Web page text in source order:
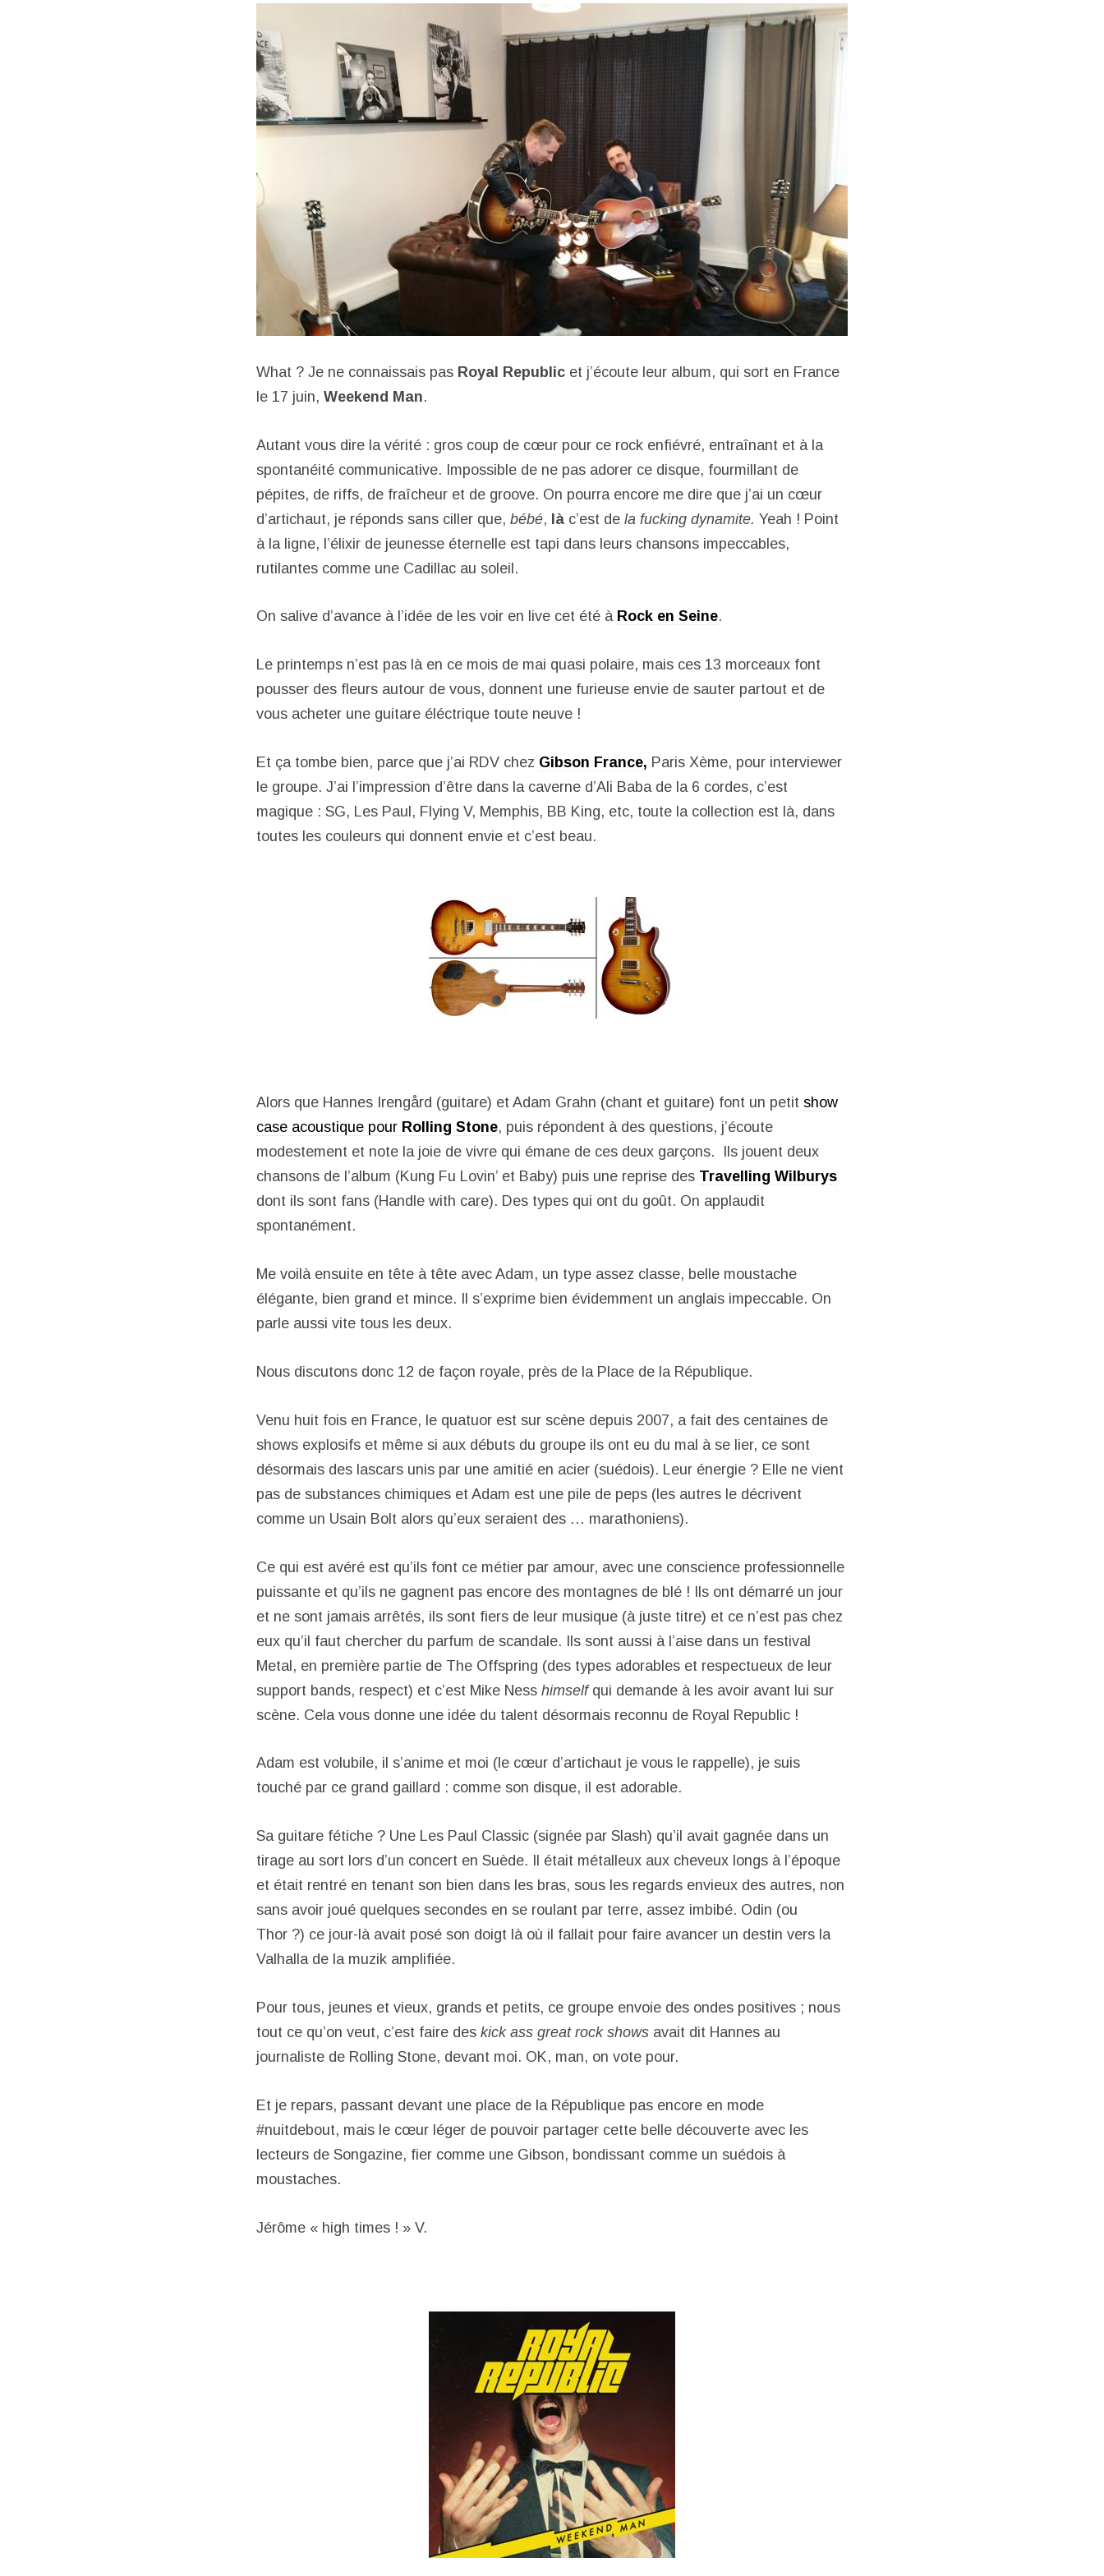
What ? Je ne connaissais pas Royal Republic et j’écoute leur album, qui sort en France
le 17 juin, Weekend Man.
Autant vous dire la vérité : gros coup de cœur pour ce rock enfiévré, entraînant et à la
spontanéité communicative. Impossible de ne pas adorer ce disque, fourmillant de
pépites, de riffs, de fraîcheur et de groove. On pourra encore me dire que j’ai un cœur
d’artichaut, je réponds sans ciller que, bébé, là c’est de la fucking dynamite. Yeah ! Point
à la ligne, l’élixir de jeunesse éternelle est tapi dans leurs chansons impeccables,
rutilantes comme une Cadillac au soleil.
On salive d’avance à l’idée de les voir en live cet été à Rock en Seine.
Le printemps n’est pas là en ce mois de mai quasi polaire, mais ces 13 morceaux font
pousser des fleurs autour de vous, donnent une furieuse envie de sauter partout et de
vous acheter une guitare éléctrique toute neuve !
Et ça tombe bien, parce que j’ai RDV chez Gibson France, Paris Xème, pour interviewer
le groupe. J’ai l’impression d’être dans la caverne d’Ali Baba de la 6 cordes, c’est
magique : SG, Les Paul, Flying V, Memphis, BB King, etc, toute la collection est là, dans
toutes les couleurs qui donnent envie et c’est beau.
Alors que Hannes Irengård (guitare) et Adam Grahn (chant et guitare) font un petit show
case acoustique pour Rolling Stone, puis répondent à des questions, j’écoute
modestement et note la joie de vivre qui émane de ces deux garçons. Ils jouent deux
chansons de l’album (Kung Fu Lovin’ et Baby) puis une reprise des Travelling Wilburys
dont ils sont fans (Handle with care). Des types qui ont du goût. On applaudit
spontanément.
Me voilà ensuite en tête à tête avec Adam, un type assez classe, belle moustache
élégante, bien grand et mince. Il s’exprime bien évidemment un anglais impeccable. On
parle aussi vite tous les deux.
Nous discutons donc 12 de façon royale, près de la Place de la République.
Venu huit fois en France, le quatuor est sur scène depuis 2007, a fait des centaines de
shows explosifs et même si aux débuts du groupe ils ont eu du mal à se lier, ce sont
désormais des lascars unis par une amitié en acier (suédois). Leur énergie ? Elle ne vient
pas de substances chimiques et Adam est une pile de peps (les autres le décrivent
comme un Usain Bolt alors qu’eux seraient des … marathoniens).
Ce qui est avéré est qu’ils font ce métier par amour, avec une conscience professionnelle
puissante et qu’ils ne gagnent pas encore des montagnes de blé ! Ils ont démarré un jour
et ne sont jamais arrêtés, ils sont fiers de leur musique (à juste titre) et ce n’est pas chez
eux qu’il faut chercher du parfum de scandale. Ils sont aussi à l’aise dans un festival
Metal, en première partie de The Offspring (des types adorables et respectueux de leur
support bands, respect) et c’est Mike Ness himself qui demande à les avoir avant lui sur
scène. Cela vous donne une idée du talent désormais reconnu de Royal Republic !
Adam est volubile, il s’anime et moi (le cœur d’artichaut je vous le rappelle), je suis
touché par ce grand gaillard : comme son disque, il est adorable.
Sa guitare fétiche ? Une Les Paul Classic (signée par Slash) qu’il avait gagnée dans un
tirage au sort lors d’un concert en Suède. Il était métalleux aux cheveux longs à l’époque
et était rentré en tenant son bien dans les bras, sous les regards envieux des autres, non
sans avoir joué quelques secondes en se roulant par terre, assez imbibé. Odin (ou
Thor ?) ce jour-là avait posé son doigt là où il fallait pour faire avancer un destin vers la
Valhalla de la muzik amplifiée.
Pour tous, jeunes et vieux, grands et petits, ce groupe envoie des ondes positives ; nous
tout ce qu’on veut, c’est faire des kick ass great rock shows avait dit Hannes au
journaliste de Rolling Stone, devant moi. OK, man, on vote pour.
Et je repars, passant devant une place de la République pas encore en mode
#nuitdebout, mais le cœur léger de pouvoir partager cette belle découverte avec les
lecteurs de Songazine, fier comme une Gibson, bondissant comme un suédois à
moustaches.
Jérôme « high times ! » V.